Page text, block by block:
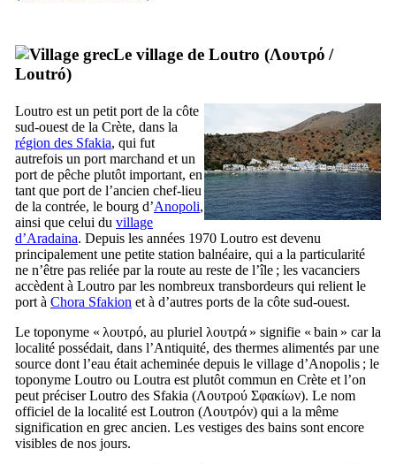
Le village de Loutro (Λουτρό /
Loutró)
Loutro est un petit port de la côte
sud-ouest de la Crète, dans la
région des Sfakia, qui fut
autrefois un port marchand et un
port de pêche plutôt important, en
tant que port de l’ancien chef-lieu
de la contrée, le bourg d’Anopoli,
ainsi que celui du village
d’Aradaina. Depuis les années 1970 Loutro est devenu
principalement une petite station balnéaire, qui a la particularité
ne n’être pas reliée par la route au reste de l’île ; les vacanciers
accèdent à Loutro par les nombreux transbordeurs qui relient le
port à Chora Sfakion et à d’autres ports de la côte sud-ouest.
Le toponyme « λουτρό, au pluriel λουτρά » signifie « bain » car la
localité possédait, dans l’Antiquité, des thermes alimentés par une
source dont l’eau était acheminée depuis le village d’Anopolis ; le
toponyme Loutro ou Loutra est plutôt commun en Crète et l’on
peut préciser Loutro des Sfakia (Λουτρού Σφακίων). Le nom
officiel de la localité est Loutron (Λουτρόν) qui a la même
signification en grec ancien. Les vestiges des bains sont encore
visibles de nos jours.